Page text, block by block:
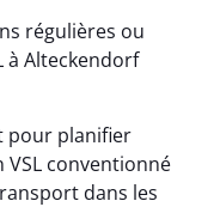
régulières ou
à Alteckendorf
pour planifier
conventionné
dans les